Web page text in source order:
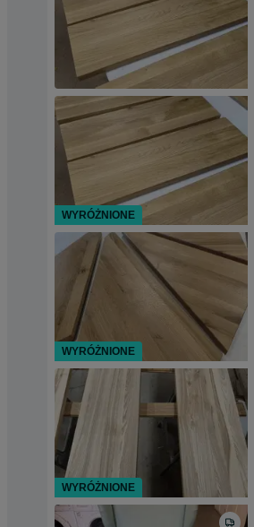
WYRÓŻNIONE
WYRÓŻNIONE
WYRÓŻNIONE